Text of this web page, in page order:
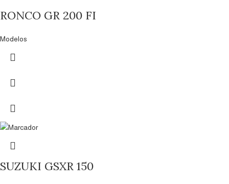
RONCO GR 200 FI
Modelos
SUZUKI GSXR 150